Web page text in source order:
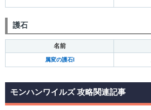
護石
名前
属変の護石I
モンハンワイルズ 攻略関連記事